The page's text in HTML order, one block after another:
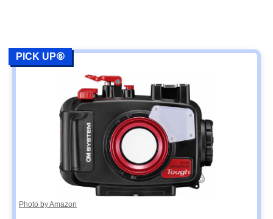
PICK UP⑥
Photo by Amazon